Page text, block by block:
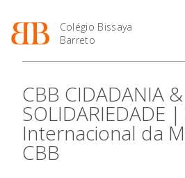
Colégio Bissaya
Barreto
Projeto Educativo
Organização
Colaboradores Docentes
Colaboradores Não
Enriquecimento Curricular
Oferta Curricular
Atividades Extracurriculares
Serviços
Profissionais
Matrículas
Horários e Manuais
Curso de Técnico de
2027
Calendários
Portal do Professor
Portal do Aluno/Encarregado
CBB CIDADANIA &
SOLIDARIEDADE
Internacional da
CBB